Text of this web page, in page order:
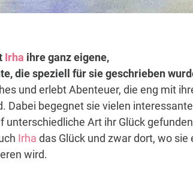
Irha ihre ganz eigene,
die speziell für sie geschrieben
und erlebt Abenteuer, die eng mit
Dabei begegnet sie vielen
unterschiedliche Art ihr Glück
Irha das Glück und zwar dort, wo sie
wird.